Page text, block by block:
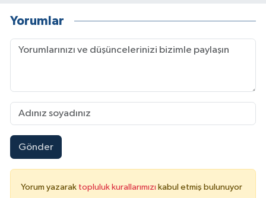
Yorumlar
Gönder
Yorum yazarak topluluk kurallarımızı kabul etmiş bulunuyor